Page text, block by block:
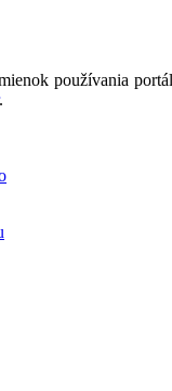
používania
.